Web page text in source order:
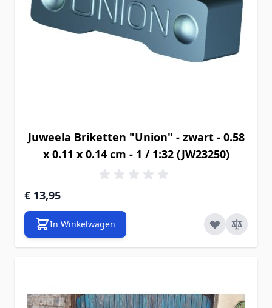
Juweela Briketten "Union" - zwart - 0.58
x 0.11 x 0.14 cm - 1 / 1:32 (JW23250)
€ 13,95
In Winkelwagen